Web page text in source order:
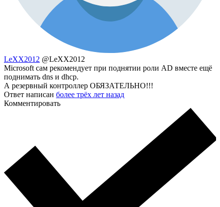
LeXX2012 @LeXX2012
Microsoft сам рекомендует при поднятии роли AD вместе ещё
поднимать dns и dhcp.
А резервный контроллер ОБЯЗАТЕЛЬНО!!!
Ответ написан более трёх лет назад
Комментировать